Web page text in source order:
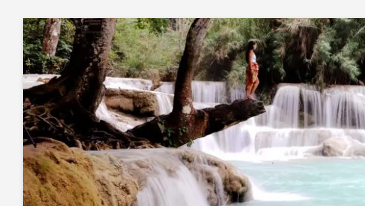
Zum
Inhalt
springen